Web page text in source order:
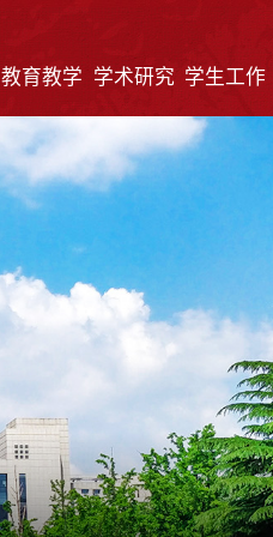
教育教学 学术研究 学生工作